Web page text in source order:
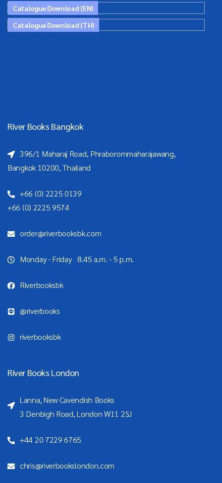
Catalogue Download (EN)
Catalogue Download (TH)
River Books Bangkok
396/1 Maharaj Road, Phraborommaharajawang,
Bangkok 10200, Thailand
+66 (0) 2225 0139
+66 (0) 2225 9574
order@riverbooksbk.com
Monday - Friday 8.45 a.m. - 5 p.m.
Riverbooksbk
@riverbooks
riverbooksbk
River Books London
Lanna, New Cavendish Books
3 Denbigh Road, London W11 2SJ
+44 20 7229 6765
chris@riverbookslondon.com